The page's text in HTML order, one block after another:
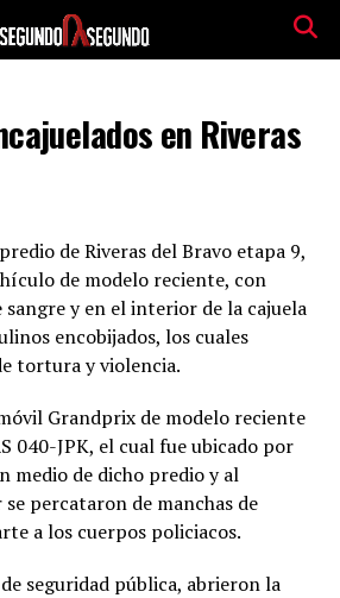
en Riveras
de Riveras del Bravo etapa 9,
de modelo reciente, con
sangre y en el interior de la cajuela
encobijados, los cuales
tortura y violencia.
Grandprix de modelo reciente
040-JPK, el cual fue ubicado por
medio de dicho predio y al
percataron de manchas de
a los cuerpos policiacos.
seguridad pública, abrieron la